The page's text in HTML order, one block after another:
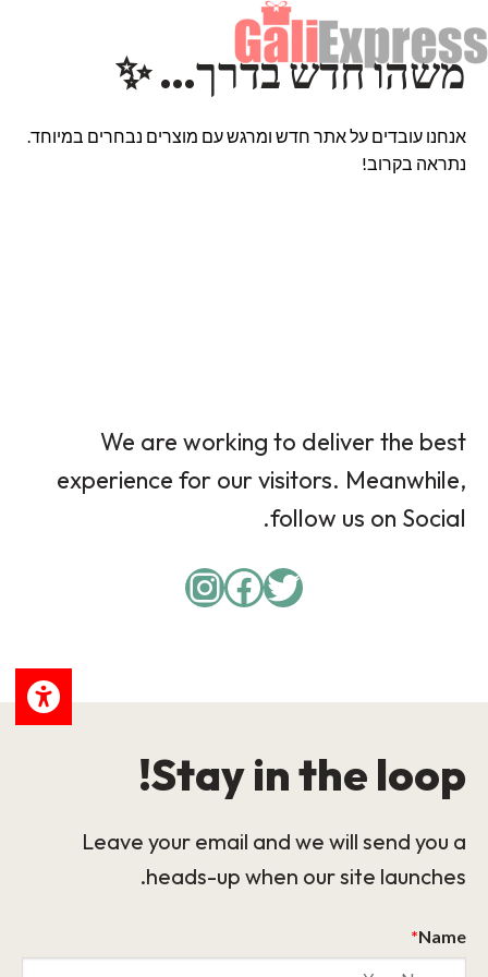
משהו חדש בדרך… ✨
אנחנו עובדים על אתר חדש ומרגש עם מוצרים נבחרים במיוחד.
נתראה בקרוב!
We are working to deliver the best
experience for our visitors. Meanwhile,
follow us on Social.
Twitter
Facebook
Instagram
Stay in the loop!
Leave your email and we will send you a
heads-up when our site launches.
Name
*